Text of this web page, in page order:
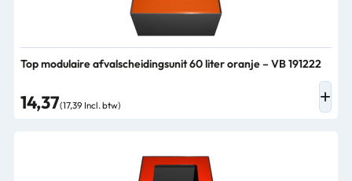
Top modulaire afvalscheidingsunit 60 liter oranje – VB 191222
14,37(17,39 Incl. btw)